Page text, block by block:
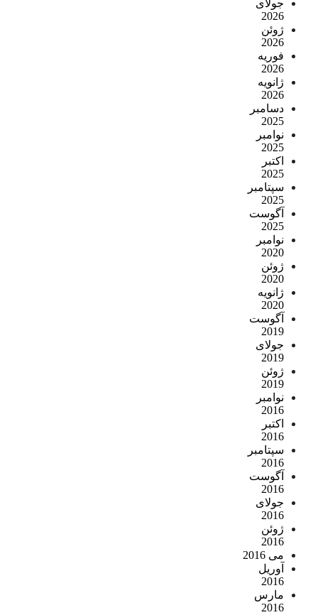
جولای
2026
ژوئن
2026
فوریه
2026
ژانویه
2026
دسامبر
2025
نوامبر
2025
اکتبر
2025
سپتامبر
2025
آگوست
2025
نوامبر
2020
ژوئن
2020
ژانویه
2020
آگوست
2019
جولای
2019
ژوئن
2019
نوامبر
2016
اکتبر
2016
سپتامبر
2016
آگوست
2016
جولای
2016
ژوئن
2016
می 2016
آوریل
2016
مارس
2016